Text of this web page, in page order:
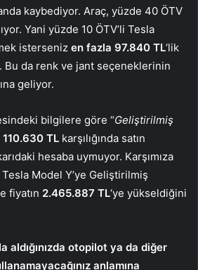
kaybediyor. Araç, yüzde 40 ÖTV
Yani yüzde 10 ÖTV’li Tesla
isterseniz en fazla 97.840 TL‘lik
da renk ve jant seçeneklerinin
geliyor.
bilgilere göre “Geliştirilmiş
110.630 TL karşılığında satın
hesaba uymuyor. Karşımıza
Model Y’ye Geliştirilmiş
fiyatın 2.465.887 TL‘ye yükseldiğini
aldığınızda otopilot ya da diğer
anlamına